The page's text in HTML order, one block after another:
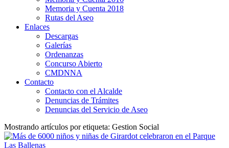
Memoria y Cuenta 2018
Rutas del Aseo
Enlaces
Descargas
Galerías
Ordenanzas
Concurso Abierto
CMDNNA
Contacto
Contacto con el Alcalde
Denuncias de Trámites
Denuncias del Servicio de Aseo
Mostrando artículos por etiqueta: Gestion Social